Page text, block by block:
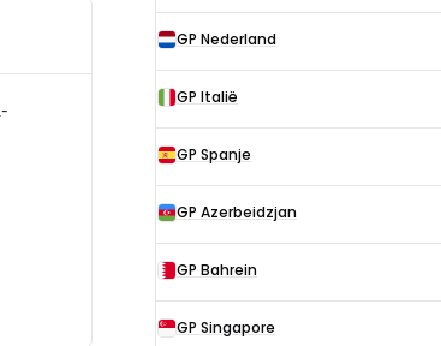
kalender
2026GP Nederland
GP Italië
GP Spanje
GP Azerbeidzjan
GP Bahrein
GP Singapore